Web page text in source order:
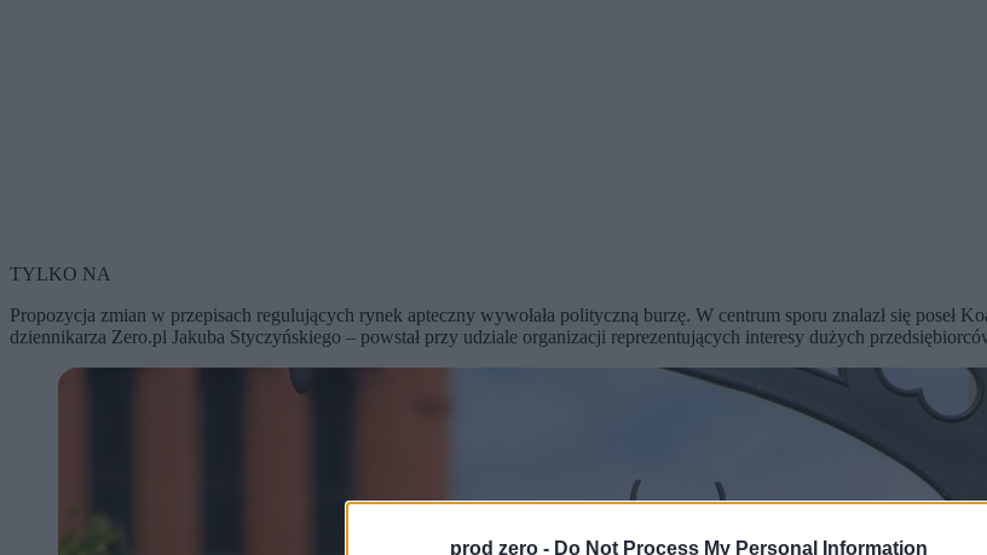
prod zero - Do Not Process My Personal Information
TYLKO NA
Propozycja zmian w przepisach regulujących rynek apteczny wywołała polityczną burzę. W centrum sporu znalazł się
dziennikarza Zero.pl Jakuba Styczyńskiego – powstał przy udziale organizacji reprezentujących interesy dużych